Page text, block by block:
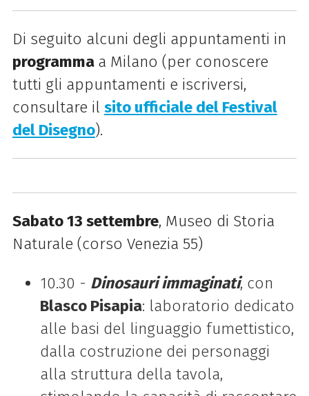
Di seguito alcuni degli appuntamenti in
programma a Milano (perconoscere
tutti gli appuntamenti e iscriversi,
consultare il sito ufficiale del Festival
del Disegno).
Sabato 13 settembre, Museo di Storia
Naturale (corso Venezia 55)
10.30 - Dinosauri immaginati, con
Blasco Pisapia: laboratorio dedicato
alle basi del linguaggio fumettistico,
dalla costruzione dei personaggi
alla struttura della tavola,